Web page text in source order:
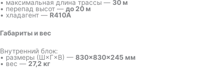
• максимальная длина трассы — 30 м
• перепад высот — до 20 м
• хладагент — R410A
Габариты и вес
Внутренний блок:
• размеры (Ш×Г×В) — 830×830×245 мм
• вес — 27,2 кг